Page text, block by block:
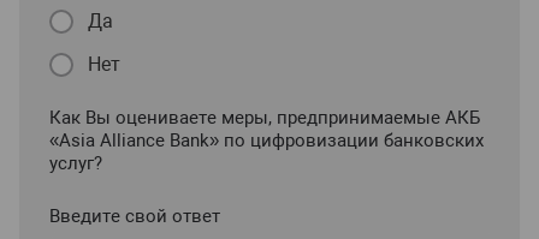
Да
Нет
Как Вы оцениваете меры, предпринимаемые АКБ
«Asia Alliance Bank» по цифровизации банковских
услуг?
Введите свой ответ